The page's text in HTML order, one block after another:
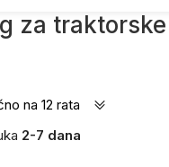
za
na 12 rata
2-7 dana